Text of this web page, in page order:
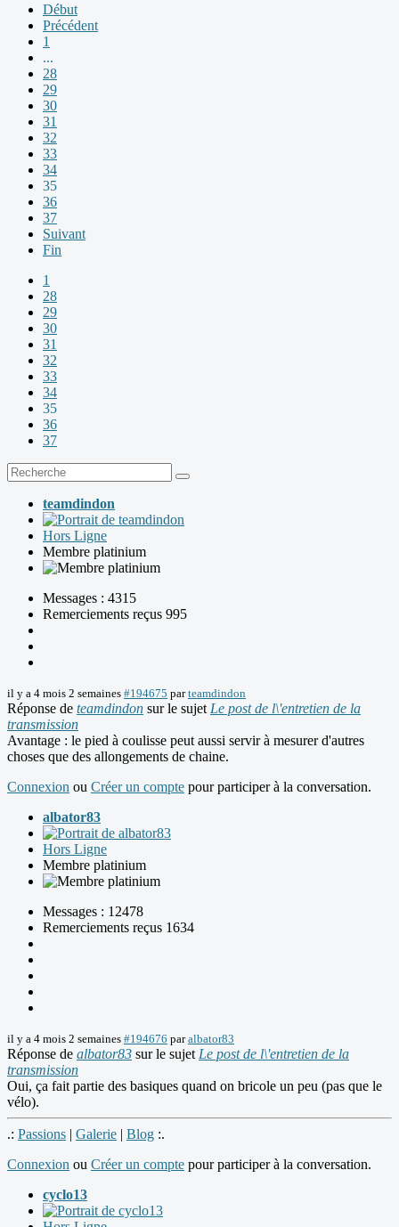
Début
Précédent
1
...
28
29
30
31
32
33
34
35
36
37
Suivant
Fin
1
28
29
30
31
32
33
34
35
36
37
teamdindon
Hors Ligne
Membre platinium
Messages : 4315
Remerciements reçus 995
il y a 4 mois 2 semaines #194675 parteamdindon
Réponse de teamdindon sur le sujet Le post de l\'entretien de la
transmission
Avantage : le pied à coulisse peut aussi servir à mesurer d'autres
choses que des allongements de chaine.
Connexion ou Créer un compte pour participer à la conversation.
albator83
Hors Ligne
Membre platinium
Messages : 12478
Remerciements reçus 1634
il y a 4 mois 2 semaines #194676 paralbator83
Réponse de albator83 sur le sujet Le post de l\'entretien de la
transmission
Oui, ça fait partie des basiques quand on bricole un peu (pas que le
vélo).
.: Passions | Galerie | Blog :.
Connexion ou Créer un compte pour participer à la conversation.
cyclo13